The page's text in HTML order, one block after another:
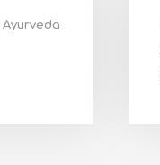
Ayurveda